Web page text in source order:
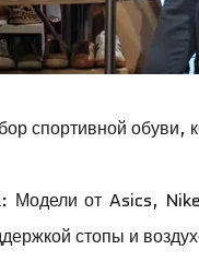
спортивной
Модели от Asics,
стопы и